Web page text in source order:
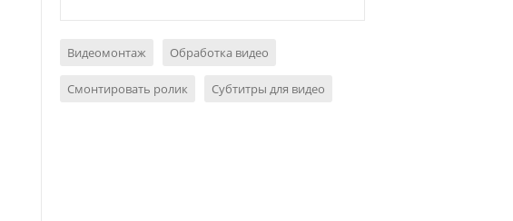
Видеомонтаж Обработка видео
Смонтировать ролик Субтитры для видео